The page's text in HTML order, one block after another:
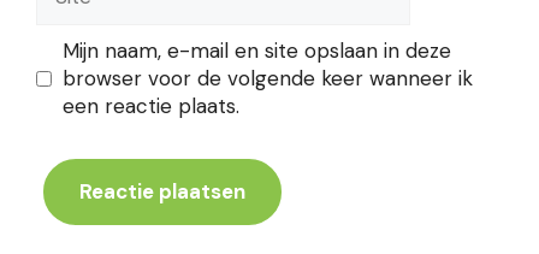
Mijn naam, e-mail en site opslaan in deze
browser voor de volgende keer wanneer ik
een reactie plaats.